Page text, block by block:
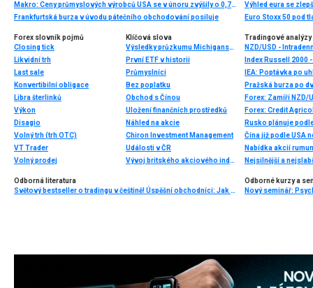
Makro: Ceny průmyslových výrobců USA se v únoru zvýšily o 0,7pct
Frankfurtská burza v úvodu pátečního obchodování posiluje
Výhled eura se
Euro Stoxx 50 pod
Forex slovník pojmů
Closing tick
Likvidní trh
Last sale
Konvertibilní obligace
Libra šterlinků
Výkon
Disagio
Volný trh (trh OTC)
VT Trader
Volný prodej
Klíčová slova
Výsledky průzkumu Michiganské univerzity
První ETF v historii
Průmyslníci
Bez poplatku
Obchod s Čínou
Uložení finančních prostředků
Náhled na akcie
Chiron Investment Management
Události v ČR
Vývoj britského akciového indexu FTSE
Tradingové analýzy
NZD/USD -
Index Russell 2000
Pražská burza po
Forex: Zamíří NZD/
Forex: Credit
Čína již podle USA
Nejsilnější a
Odborná literatura
Světový bestseller o tradingu v češtině! Úspěšní obchodníci: Jak běžní lidé porážejí Wall Street v jeho vlastní hře
Odborné kurzy a